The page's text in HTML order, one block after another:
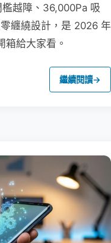
越障、36,000Pa 吸
纏繞設計，是 2026 年
箱給大家看。
繼續閱讀→